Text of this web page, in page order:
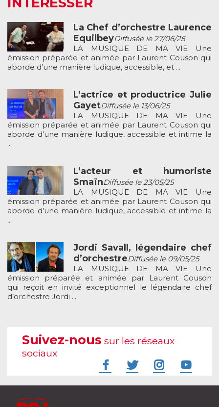
La Chef d’orchestre Laurence
EquilbeyDiffusée le 27/06/25
LA MUSIQUE DE MA VIE Une
émission préparée et animée par Laurent Couson qui
aborde d’une manière ludique, accessible, et ...
L’actrice et productrice Julie
GayetDiffusée le 13/06/25
LA MUSIQUE DE MA VIE Une
émission préparée et animée par Laurent Couson qui
aborde d’une manière ludique, accessible et intime la
...
L’acteur et humoriste
SmaïnDiffusée le 23/05/25
LA MUSIQUE DE MA VIE Une
émission préparée et animée par Laurent Couson qui
aborde d’une manière ludique, accessible et intime la
...
Jordi Savall, légendaire chef
d’orchestreDiffusée le 09/05/25
LA MUSIQUE DE MA VIE Une
émission préparée et animée par Laurent Couson
qui reçoit en invité exceptionnel le légendaire chef
d’orchestre Jordi ...
Suivez-nous sur les réseaux
sociaux